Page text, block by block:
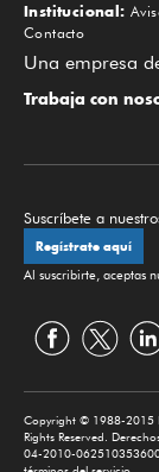
Institucional:
Contacto
Una empresa
Trabaja con
Suscríbete a
Regístrate aquí
Al suscribirte, aceptas
Copyright © 1988-2015
Rights Reserved.
04-2010-